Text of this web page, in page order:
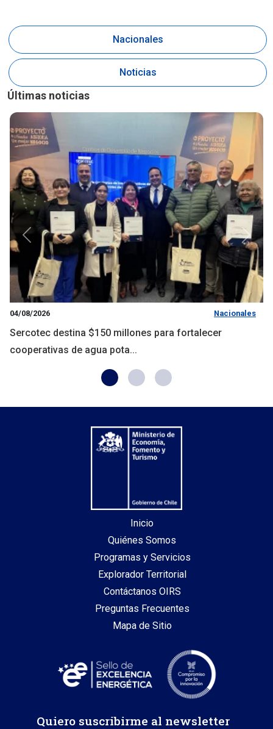
Nacionales
Noticias
Últimas noticias
04/08/2026 Nacionales
Sercotec destina $150 millones para fortalecer
cooperativas de agua pota...
Anterior
Inicio
Quiénes Somos
Programas y Servicios
Explorador Territorial
Contáctanos OIRS
Preguntas Frecuentes
Mapa de Sitio
Quiero suscribirme al newsletter